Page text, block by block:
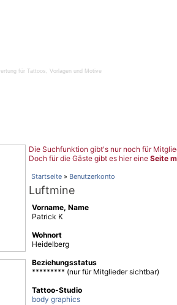
für Tattoos, Vorlagen und Motive
Die Suchfunktion gibt's nur noch für
Doch für die Gäste gibt es hier eine Seite
Startseite » Benutzerkonto
Luftmine
Vorname, Name
Patrick K
Wohnort
Heidelberg
Beziehungsstatus
********* (nur für Mitglieder sichtbar)
Tattoo-Studio
body graphics